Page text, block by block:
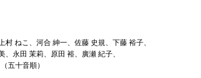
ねこ、河合 紳一、佐藤 史規、下藤 裕子、
永田 茉莉、原田 裕、廣瀬 紀子、
五十音順）